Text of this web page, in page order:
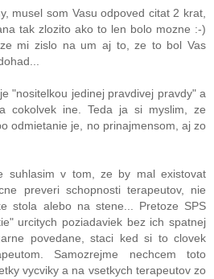
musel som Vasu odpoved citat 2 krat,
tak zlozito ako to len bolo mozne :-)
mi zislo na um aj to, ze to bol Vas
"nositelkou jedinej pravdivej pravdy" a
cokolvek ine. Teda ja si myslim, ze
odmietanie je, no prinajmensom, aj zo
suhlasim v tom, ze by mal existovat
preveri schopnosti terapeutov, nie
stola alebo na stene... Pretoze SPS
urcitych poziadaviek bez ich spatnej
povedane, staci ked si to clovek
Samozrejme nechcem toto
vycviky a na vsetkych terapeutov zo